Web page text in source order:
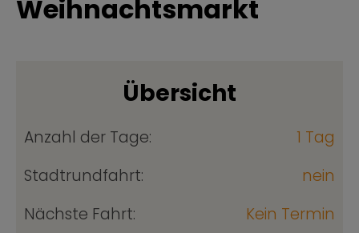
Weihnachtsmarkt
Übersicht
Anzahl der Tage:
1 Tag
Stadtrundfahrt:
nein
Nächste Fahrt:
Kein Termin